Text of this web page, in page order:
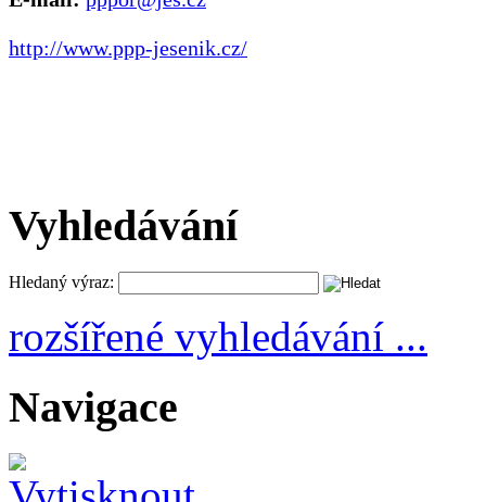
http://www.ppp-jesenik.cz/
Vyhledávání
Hledaný výraz:
rozšířené vyhledávání ...
Navigace